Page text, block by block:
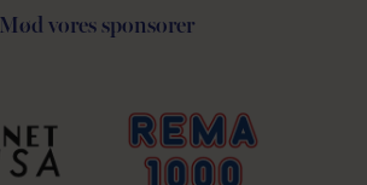
Mød vores sponsorer